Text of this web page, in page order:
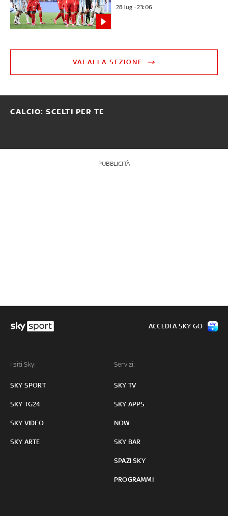
28 lug - 23:06
VAI ALLA SEZIONE
CALCIO: SCELTI PER TE
PUBBLICITÀ
I siti Sky:
SKY SPORT
SKY TG24
SKY VIDEO
SKY ARTE
Servizi:
SKY TV
SKY APPS
NOW
SKY BAR
SPAZI SKY
PROGRAMMI
ACCEDI A SKY GO